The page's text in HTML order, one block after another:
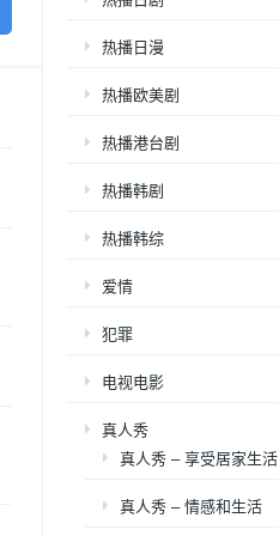
热播日漫
热播欧美剧
热播港台剧
热播韩剧
热播韩综
爱情
犯罪
电视电影
真人秀
真人秀 – 享受居家生活
真人秀 – 情感和生活